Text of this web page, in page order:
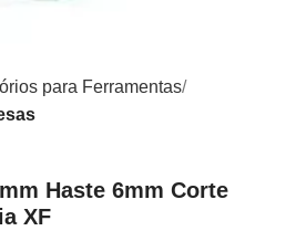
para Ferramentas
Haste 6mm Corte
XF